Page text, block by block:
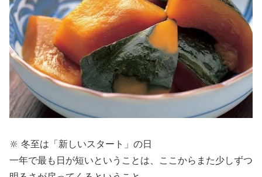
🔆 冬至は「新しいスタート」の日
一年で最も日が短いということは、ここからまた少しずつ